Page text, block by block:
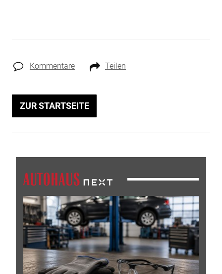
Kommentare Teilen
ZUR STARTSEITE